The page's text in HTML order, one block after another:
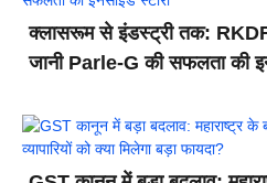
क्लासरूम से इंडस्ट्री तक:
जानी Parle-G की सफलता की